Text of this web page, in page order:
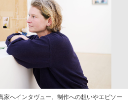
家へインタヴュー。制作への想いやエピソー